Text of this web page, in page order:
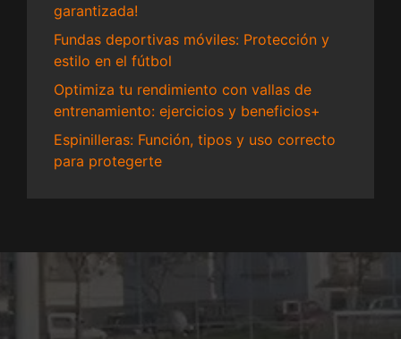
garantizada!
Fundas deportivas móviles: Protección y
estilo en el fútbol
Optimiza tu rendimiento con vallas de
entrenamiento: ejercicios y beneficios+
Espinilleras: Función, tipos y uso correcto
para protegerte